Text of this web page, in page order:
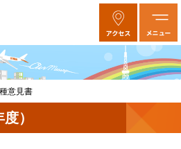
意見書
）